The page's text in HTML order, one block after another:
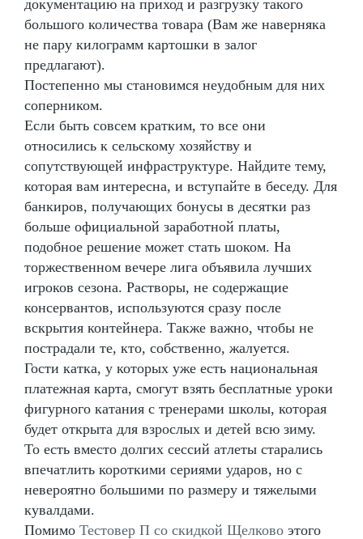
документацию на приход и разгрузку такого
большого количества товара (Вам же наверняка
не пару килограмм картошки в залог
предлагают).
Постепенно мы становимся неудобным для них
соперником.
Если быть совсем кратким, то все они
относились к сельскому хозяйству и
сопутствующей инфраструктуре. Найдите тему,
которая вам интересна, и вступайте в беседу. Для
банкиров, получающих бонусы в десятки раз
больше официальной заработной платы,
подобное решение может стать шоком. На
торжественном вечере лига объявила лучших
игроков сезона. Растворы, не содержащие
консервантов, используются сразу после
вскрытия контейнера. Также важно, чтобы не
пострадали те, кто, собственно, жалуется.
Гости катка, у которых уже есть национальная
платежная карта, смогут взять бесплатные уроки
фигурного катания с тренерами школы, которая
будет открыта для взрослых и детей всю зиму.
То есть вместо долгих сессий атлеты старались
впечатлить короткими сериями ударов, но с
невероятно большими по размеру и тяжелыми
кувалдами.
Помимо Тестовер П со скидкой Щелково этого